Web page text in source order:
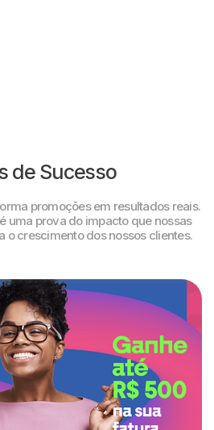
de Sucesso
promoções em resultados reais.
uma prova do impacto que nossas
o crescimento dos nossos clientes.